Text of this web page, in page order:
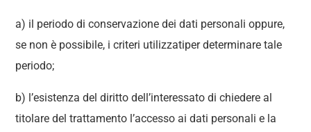
a) il periodo di conservazione dei dati personali oppure,
se non è possibile, i criteri utilizzatiper determinare tale
periodo;
b) l’esistenza del diritto dell’interessato di chiedere al
titolare del trattamento l’accesso ai dati personali e la